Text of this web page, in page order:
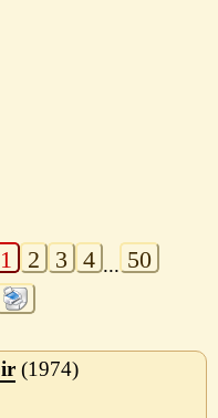
1 2 3 4 ... 50
1974